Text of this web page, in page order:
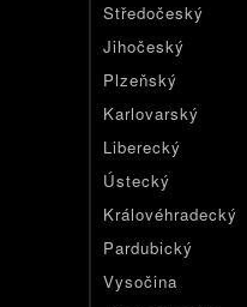
Středočeský
Jihočeský
Plzeňský
Karlovarský
Liberecký
Ústecký
Královéhradecký
Pardubický
Vysočina